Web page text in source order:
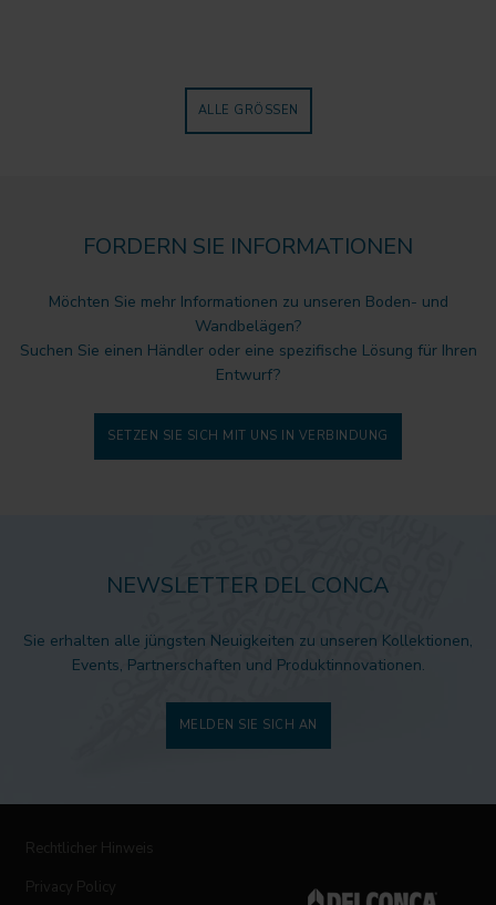
ALLE GRÖSSEN
FORDERN SIE INFORMATIONEN
Möchten Sie mehr Informationen zu unseren Boden- und
Wandbelägen?
Suchen Sie einen Händler oder eine spezifische Lösung für Ihren
Entwurf?
SETZEN SIE SICH MIT UNS IN VERBINDUNG
NEWSLETTER DEL CONCA
Sie erhalten alle jüngsten Neuigkeiten zu unseren Kollektionen,
Events, Partnerschaften und Produktinnovationen.
MELDEN SIE SICH AN
Rechtlicher Hinweis
Privacy Policy